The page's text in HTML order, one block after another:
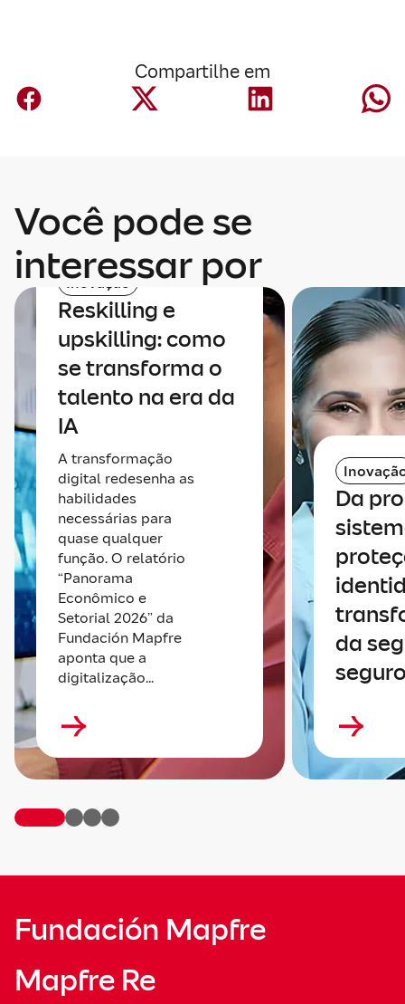
Compartilhe em
Você pode se
interessar por
Inovação
Reskilling e
upskilling: como
se transforma o
talento na era da
IA
A transformação
digital redesenha as
habilidades
necessárias para
quase qualquer
função. O relatório
“Panorama
Econômico e
Setorial 2026” da
Fundación Mapfre
aponta que a
digitalização...
Da
da
Fundación Mapfre
Mapfre Re